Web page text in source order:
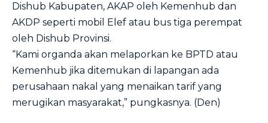
Dishub Kabupaten, AKAP oleh Kemenhub dan
AKDP seperti mobil Elef atau bus tiga perempat
oleh Dishub Provinsi.
“Kami organda akan melaporkan ke BPTD atau
Kemenhub jika ditemukan di lapangan ada
perusahaan nakal yang menaikan tarif yang
merugikan masyarakat,” pungkasnya. (Den)